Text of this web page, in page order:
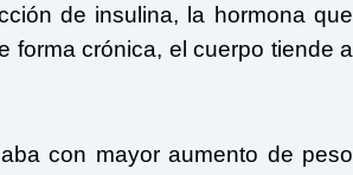
de insulina, la hormona que
forma crónica, el cuerpo tiende a
con mayor aumento de peso